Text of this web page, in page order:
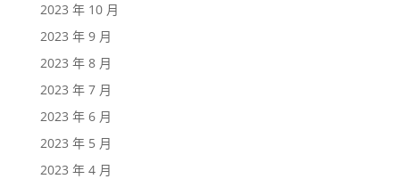
2023 年 10 月
2023 年 9 月
2023 年 8 月
2023 年 7 月
2023 年 6 月
2023 年 5 月
2023 年 4 月